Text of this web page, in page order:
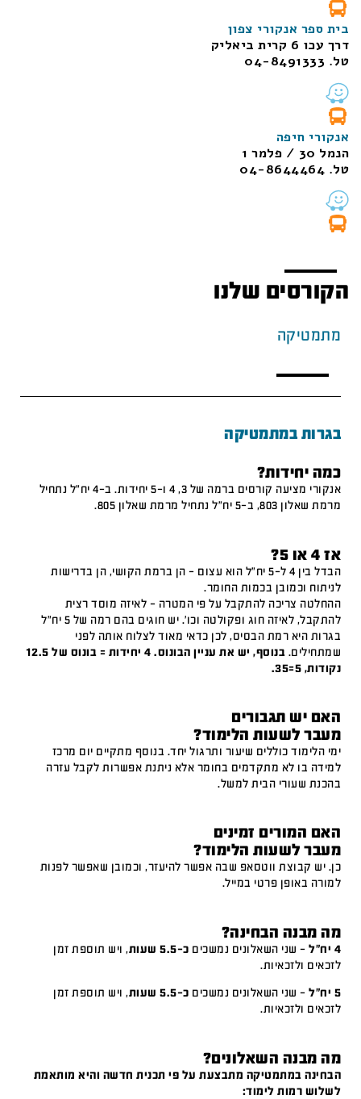
בית ספר אנקורי צפון
דרך עכו 6 קרית ביאליק
טל. 04-8491333
אנקורי חיפה
הנמל 30 / פלמר 1
טל. 04-8644464
הקורסים שלנו
מתמטיקה
בגרות במתמטיקה
כמה יחידות?
אנקורי מציעה קורסים ברמה של 3, 4 ו-5 יחידות. ב-4 יח"ל נתחיל
מרמת שאלון 803, ב-5 יח"ל נתחיל מרמת שאלון 805.
אז 4 או 5?
הבדל בין 4 ל-5 יח"ל הוא עצום – הן ברמת הקושי, הן בדרישות
לניתוח וכמובן בכמות החומר.
ההחלטה צריכה להתקבל על פי המטרה – לאיזה מוסד רצית
להתקבל, לאיזה חוג ופקולטה וכו'. יש חוגים בהם רמה של 5 יח"ל
בגרות היא רמת הבסיס, לכן כדאי מאוד לצלוח אותה לפני
שמתחילים.
בנוסף, יש את עניין הבונוס. 4 יחידות = בונוס של 12.5
נקודות, 5=35.
האם יש תגבורים
מעבר לשעות הלימוד?
ימי הלימוד כוללים שיעור ותרגול יחד. בנוסף מתקיים יום מרכז
למידה בו לא מתקדמים בחומר אלא ניתנת אפשרות לקבל עזרה
בהכנת שעורי הבית למשל.
האם המורים זמינים
מעבר לשעות הלימוד?
כן. יש קבוצת ווטסאפ שבה אפשר להיעזר, וכמובן שאפשר לפנות
למורה באופן פרטי במייל.
מה מבנה הבחינה?
4 יח"ל – שני השאלונים נמשכים כ-5.5 שעות
, ויש תוספת זמן
לזכאים ולזכאיות.
5 יח"ל – שני השאלונים נמשכים כ-5.5 שעות
, ויש תוספת זמן
לזכאים ולזכאיות.
מה מבנה השאלונים?
הבחינה במתמטיקה מתבצעת על פי תכנית חדשה והיא מותאמת
לשלוש רמות לימוד: